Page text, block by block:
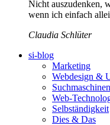
Nicht auszudenken,
wenn ich einfach
Claudia Schlüter
si-blog
Marketing
Webdesign &
Web-
Selbständigkeit
Dies & Das